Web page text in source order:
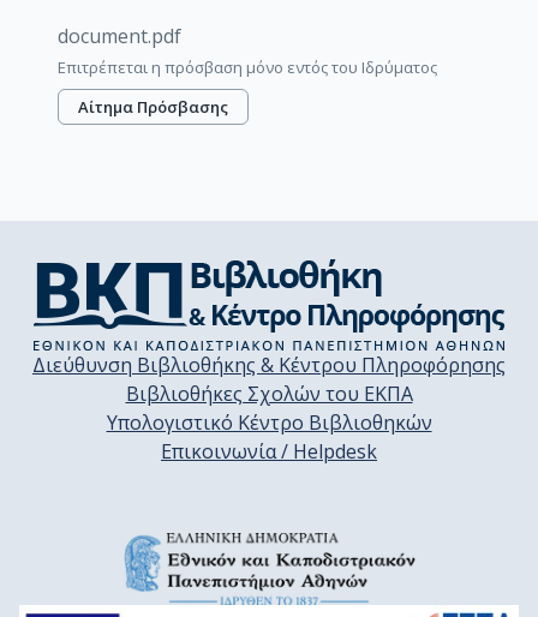
document.pdf
Επιτρέπεται η πρόσβαση μόνο εντός του Ιδρύματος
Αίτημα Πρόσβασης
Διεύθυνση Βιβλιοθήκης & Κέντρου Πληροφόρησης
Βιβλιοθήκες Σχολών του ΕΚΠΑ
Υπολογιστικό Κέντρο Βιβλιοθηκών
Επικοινωνία / Helpdesk